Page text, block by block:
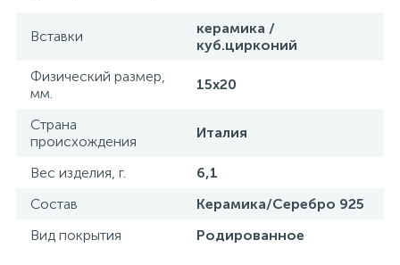
Вставки
керамика /
куб.цирконий
Физический размер,
мм.
15х20
Страна
происхождения
Италия
Вес изделия, г.
6,1
Состав
Керамика/Серебро 925
Вид покрытия
Родированное